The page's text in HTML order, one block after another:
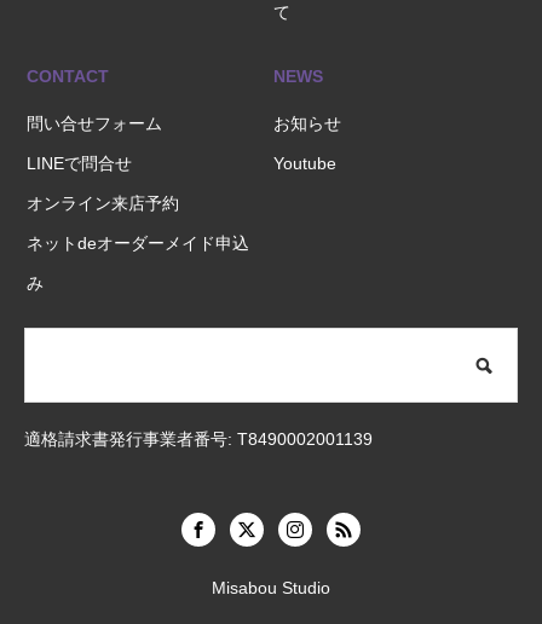
て
CONTACT
問い合せフォーム
LINEで問合せ
オンライン来店予約
ネットdeオーダーメイド申込
み
NEWS
お知らせ
Youtube
適格請求書発行事業者番号: T8490002001139
Misabou Studio